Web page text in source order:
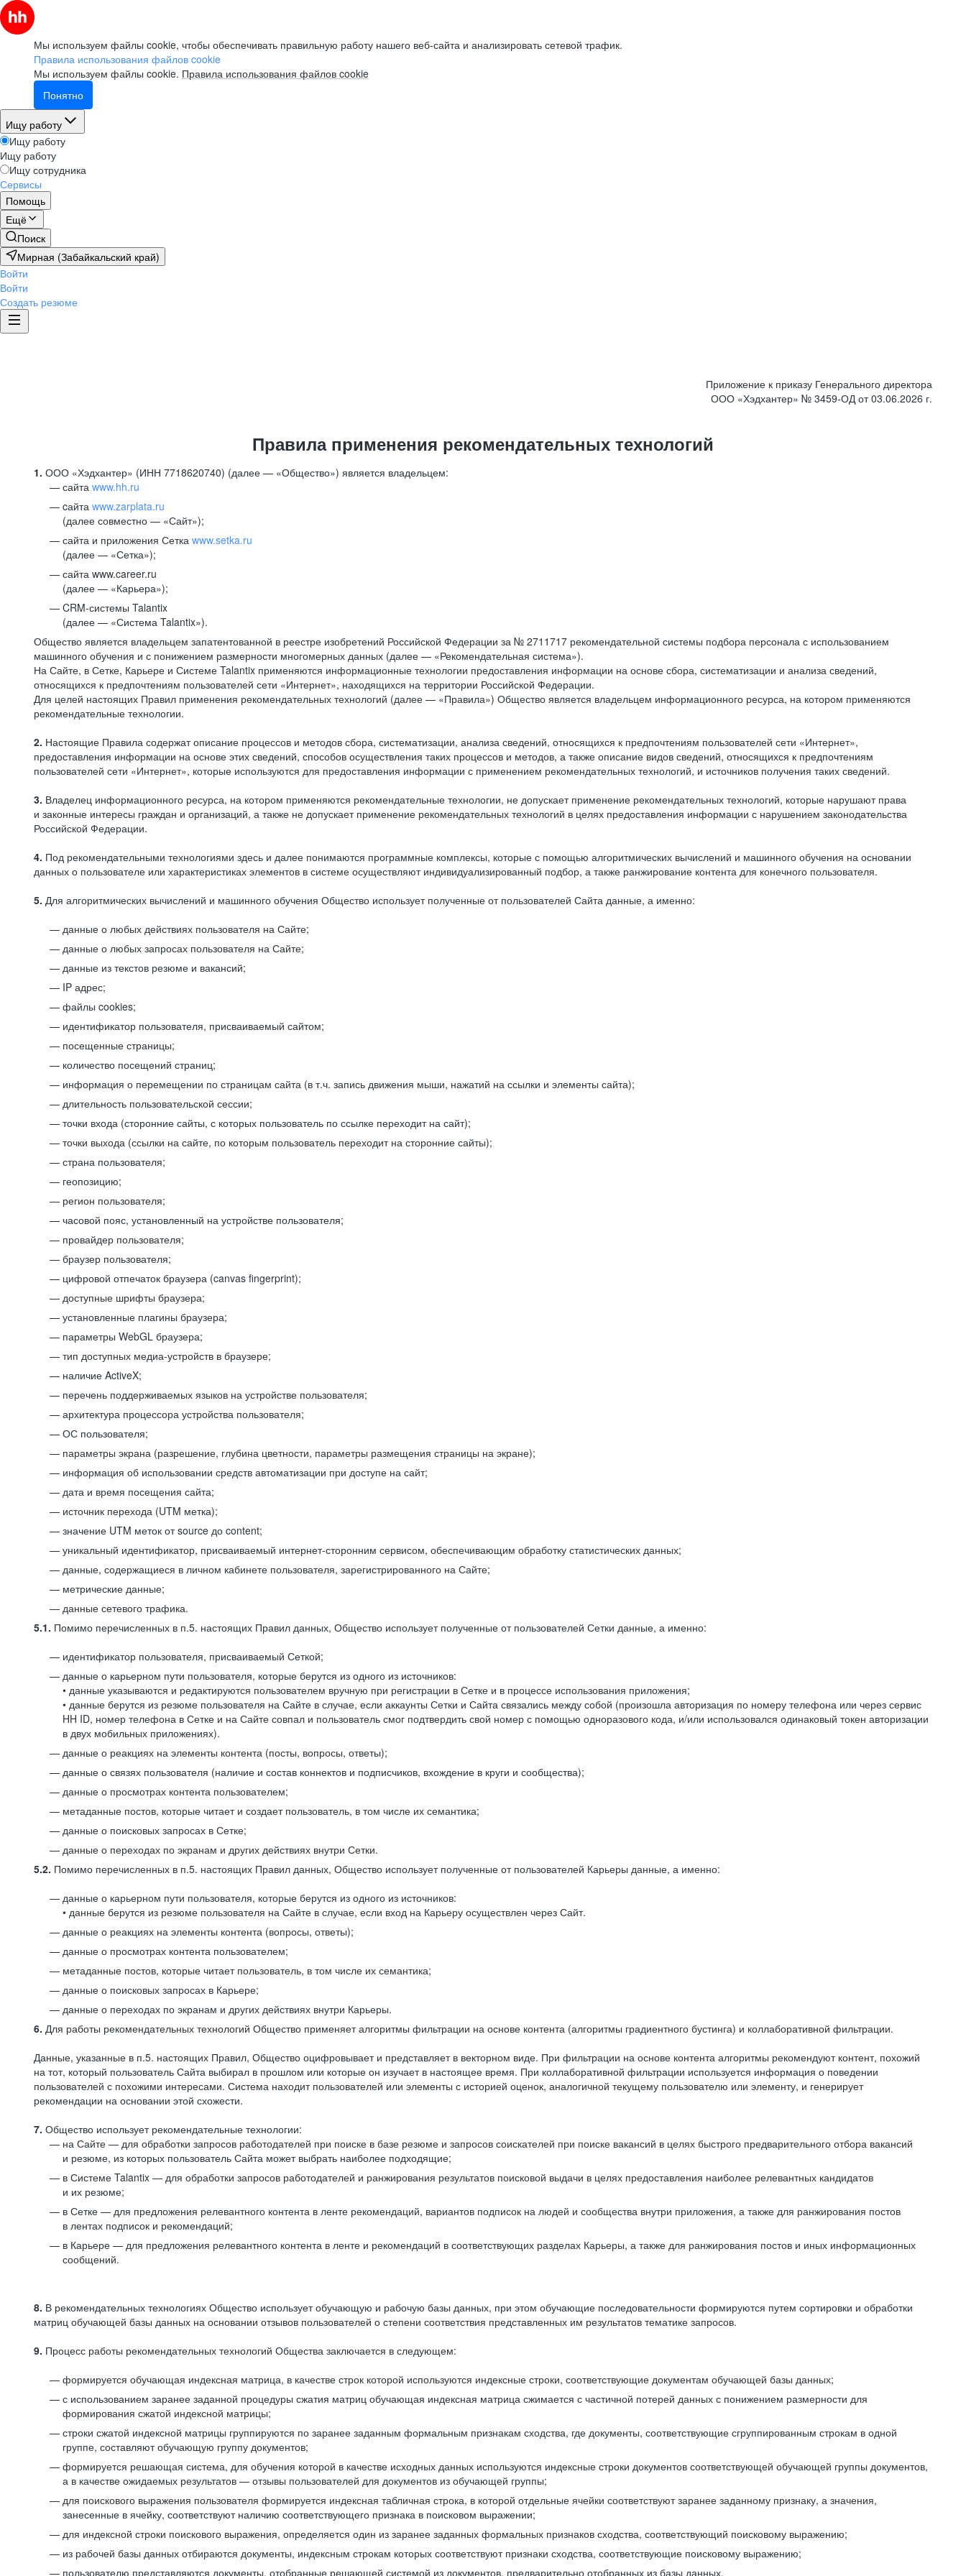
Мы используем файлы cookie, чтобы обеспечивать правильную работу нашего веб-сайта и анализировать сетевой трафик.
Правила использования файлов cookie
Мы используем файлы cookie. Правила использования файлов cookie
Понятно
Ищу работу
Ищу работу
Ищу работу
Ищу сотрудника
Сервисы
Помощь
Ещё
Поиск
Мирная (Забайкальский край)
Войти
Войти
Создать резюме
Приложение к приказу Генерального директора
ООО «Хэдхантер» № 3459-ОД от 03.06.2026 г.
Правила применения рекомендательных технологий
1. ООО «Хэдхантер» (ИНН 7718620740) (далее — «Общество») является владельцем:
сайта www.hh.ru
cайта www.zarplata.ru
(далее совместно — «Сайт»);
сайта и приложения Сетка www.setka.ru
(далее — «Сетка»);
сайта www.career.ru
(далее — «Карьера»);
CRM-системы Talantix
(далее — «Система Talantix»).
Общество является владельцем запатентованной в реестре изобретений Российской Федерации за № 2711717 рекомендательной системы подбора персонала с использованием
машинного обучения и с понижением размерности многомерных данных (далее — «Рекомендательная система»).
На Сайте, в Сетке, Карьере и Системе Talantix применяются информационные технологии предоставления информации на основе сбора, систематизации и анализа сведений,
относящихся к предпочтениям пользователей сети «Интернет», находящихся на территории Российской Федерации.
Для целей настоящих Правил применения рекомендательных технологий (далее — «Правила») Общество является владельцем информационного ресурса, на котором применяются
рекомендательные технологии.
2. Настоящие Правила содержат описание процессов и методов сбора, систематизации, анализа сведений, относящихся к предпочтениям пользователей сети «Интернет»,
предоставления информации на основе этих сведений, способов осуществления таких процессов и методов, а также описание видов сведений, относящихся к предпочтениям
пользователей сети «Интернет», которые используются для предоставления информации с применением рекомендательных технологий, и источников получения таких сведений.
3. Владелец информационного ресурса, на котором применяются рекомендательные технологии, не допускает применение рекомендательных технологий, которые нарушают права
и законные интересы граждан и организаций, а также не допускает применение рекомендательных технологий в целях предоставления информации с нарушением законодательства
Российской Федерации.
4. Под рекомендательными технологиями здесь и далее понимаются программные комплексы, которые с помощью алгоритмических вычислений и машинного обучения на основании
данных о пользователе или характеристиках элементов в системе осуществляют индивидуализированный подбор, а также ранжирование контента для конечного пользователя.
5. Для алгоритмических вычислений и машинного обучения Общество использует полученные от пользователей Сайта данные, а именно:
данные о любых действиях пользователя на Сайте;
данные о любых запросах пользователя на Сайте;
данные из текстов резюме и вакансий;
IP адрес;
файлы cookies;
идентификатор пользователя, присваиваемый сайтом;
посещенные страницы;
количество посещений страниц;
информация о перемещении по страницам сайта (в т.ч. запись движения мыши, нажатий на ссылки и элементы сайта);
длительность пользовательской сессии;
точки входа (сторонние сайты, с которых пользователь по ссылке переходит на сайт);
точки выхода (ссылки на сайте, по которым пользователь переходит на сторонние сайты);
страна пользователя;
геопозицию;
регион пользователя;
часовой пояс, установленный на устройстве пользователя;
провайдер пользователя;
браузер пользователя;
цифровой отпечаток браузера (canvas fingerprint);
доступные шрифты браузера;
установленные плагины браузера;
параметры WebGL браузера;
тип доступных медиа-устройств в браузере;
наличие ActiveX;
перечень поддерживаемых языков на устройстве пользователя;
архитектура процессора устройства пользователя;
ОС пользователя;
параметры экрана (разрешение, глубина цветности, параметры размещения страницы на экране);
информация об использовании средств автоматизации при доступе на сайт;
дата и время посещения сайта;
источник перехода (UTM метка);
значение UTM меток от source до content;
уникальный идентификатор, присваиваемый интернет-сторонним сервисом, обеспечивающим обработку статистических данных;
данные, содержащиеся в личном кабинете пользователя, зарегистрированного на Сайте;
метрические данные;
данные сетевого трафика.
5.1. Помимо перечисленных в п.5. настоящих Правил данных, Общество использует полученные от пользователей Сетки данные, а именно:
идентификатор пользователя, присваиваемый Сеткой;
данные о карьерном пути пользователя, которые берутся из одного из источников:
• данные указываются и редактируются пользователем вручную при регистрации в Сетке и в процессе использования приложения;
• данные берутся из резюме пользователя на Сайте в случае, если аккаунты Сетки и Сайта связались между собой (произошла авторизация по номеру телефона или через сервис
HH ID, номер телефона в Сетке и на Сайте совпал и пользователь смог подтвердить свой номер с помощью одноразового кода, и/или использовался одинаковый токен авторизации
в двух мобильных приложениях).
данные о реакциях на элементы контента (посты, вопросы, ответы);
данные о связях пользователя (наличие и состав коннектов и подписчиков, вхождение в круги и сообщества);
данные о просмотрах контента пользователем;
метаданные постов, которые читает и создает пользователь, в том числе их семантика;
данные о поисковых запросах в Сетке;
данные о переходах по экранам и других действиях внутри Сетки.
5.2. Помимо перечисленных в п.5. настоящих Правил данных, Общество использует полученные от пользователей Карьеры данные, а именно:
данные о карьерном пути пользователя, которые берутся из одного из источников:
• данные берутся из резюме пользователя на Сайте в случае, если вход на Карьеру осуществлен через Сайт.
данные о реакциях на элементы контента (вопросы, ответы);
данные о просмотрах контента пользователем;
метаданные постов, которые читает пользователь, в том числе их семантика;
данные о поисковых запросах в Карьере;
данные о переходах по экранам и других действиях внутри Карьеры.
6. Для работы рекомендательных технологий Общество применяет алгоритмы фильтрации на основе контента (алгоритмы градиентного бустинга) и коллаборативной фильтрации.
Данные, указанные в п.5. настоящих Правил, Общество оцифровывает и представляет в векторном виде. При фильтрации на основе контента алгоритмы рекомендуют контент, похожий
на тот, который пользователь Сайта выбирал в прошлом или которые он изучает в настоящее время. При коллаборативной фильтрации используется информация о поведении
пользователей с похожими интересами. Система находит пользователей или элементы с историей оценок, аналогичной текущему пользователю или элементу, и генерирует
рекомендации на основании этой схожести.
7. Общество использует рекомендательные технологии:
на Сайте — для обработки запросов работодателей при поиске в базе резюме и запросов соискателей при поиске вакансий в целях быстрого предварительного отбора вакансий
и резюме, из которых пользователь Сайта может выбрать наиболее подходящие;
в Системе Talantix — для обработки запросов работодателей и ранжирования результатов поисковой выдачи в целях предоставления наиболее релевантных кандидатов
и их резюме;
в Сетке — для предложения релевантного контента в ленте рекомендаций, вариантов подписок на людей и сообщества внутри приложения, а также для ранжирования постов
в лентах подписок и рекомендаций;
в Карьере — для предложения релевантного контента в ленте и рекомендаций в соответствующих разделах Карьеры, а также для ранжирования постов и иных информационных
сообщений.
8. В рекомендательных технологиях Общество использует обучающую и рабочую базы данных, при этом обучающие последовательности формируются путем сортировки и обработки
матриц обучающей базы данных на основании отзывов пользователей о степени соответствия представленных им результатов тематике запросов.
9. Процесс работы рекомендательных технологий Общества заключается в следующем:
формируется обучающая индексная матрица, в качестве строк которой используются индексные строки, соответствующие документам обучающей базы данных;
с использованием заранее заданной процедуры сжатия матриц обучающая индексная матрица сжимается с частичной потерей данных с понижением размерности для
формирования сжатой индексной матрицы;
строки сжатой индексной матрицы группируются по заранее заданным формальным признакам сходства, где документы, соответствующие сгруппированным строкам в одной
группе, составляют обучающую группу документов;
формируется решающая система, для обучения которой в качестве исходных данных используются индексные строки документов соответствующей обучающей группы документов,
а в качестве ожидаемых результатов — отзывы пользователей для документов из обучающей группы;
для поискового выражения пользователя формируется индексная табличная строка, в которой отдельные ячейки соответствуют заранее заданному признаку, а значения,
занесенные в ячейку, соответствуют наличию соответствующего признака в поисковом выражении;
для индексной строки поискового выражения, определяется один из заранее заданных формальных признаков сходства, соответствующий поисковому выражению;
из рабочей базы данных отбираются документы, индексным строкам которых соответствуют признаки сходства, соответствующие поисковому выражению;
пользователю представляются документы, отобранные решающей системой из документов, предварительно отобранных из базы данных.